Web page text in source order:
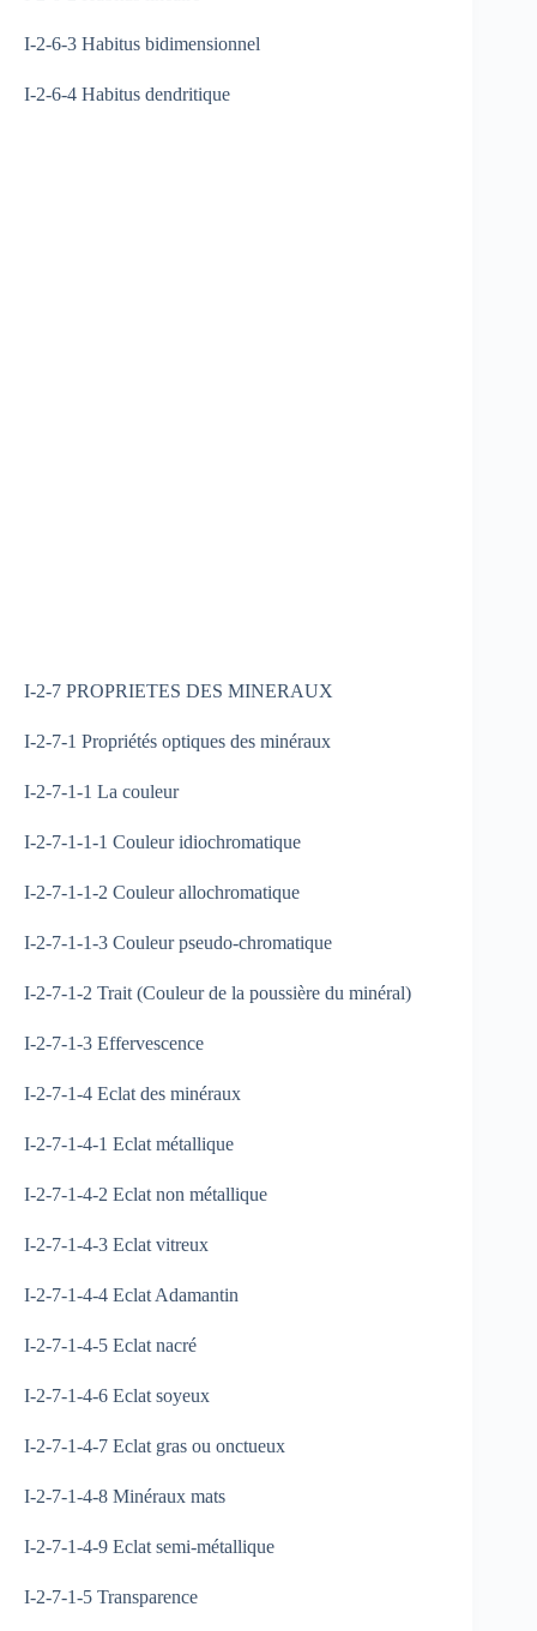
I-2-6-3 Habitus bidimensionnel
I-2-6-4 Habitus dendritique
I-2-7 PROPRIETES DES MINERAUX
I-2-7-1 Propriétés optiques des minéraux
I-2-7-1-1 La couleur
I-2-7-1-1-1 Couleur idiochromatique
I-2-7-1-1-2 Couleur allochromatique
I-2-7-1-1-3 Couleur pseudo-chromatique
I-2-7-1-2 Trait (Couleur de la poussière du minéral)
I-2-7-1-3 Effervescence
I-2-7-1-4 Eclat des minéraux
I-2-7-1-4-1 Eclat métallique
I-2-7-1-4-2 Eclat non métallique
I-2-7-1-4-3 Eclat vitreux
I-2-7-1-4-4 Eclat Adamantin
I-2-7-1-4-5 Eclat nacré
I-2-7-1-4-6 Eclat soyeux
I-2-7-1-4-7 Eclat gras ou onctueux
I-2-7-1-4-8 Minéraux mats
I-2-7-1-4-9 Eclat semi-métallique
I-2-7-1-5 Transparence